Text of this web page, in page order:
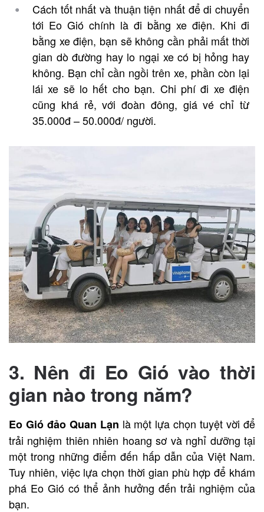
Cách tốt nhất và thuận tiện nhất để di chuyển
tới Eo Gió chính là đi bằng xe điện. Khi đi
bằng xe điện, bạn sẽ không cần phải mất thời
gian dò đường hay lo ngại xe có bị hỏng hay
không. Bạn chỉ cần ngồi trên xe, phần còn lại
lái xe sẽ lo hết cho bạn. Chi phí đi xe điện
cũng khá rẻ, với đoàn đông, giá vé chỉ từ
35.000đ – 50.000đ/ người.
3. Nên đi Eo Gió vào thời
gian nào trong năm?
Eo Gió đảo Quan Lạn là một lựa chọn tuyệt vời để
trải nghiệm thiên nhiên hoang sơ và nghỉ dưỡng tại
một trong những điểm đến hấp dẫn của Việt Nam.
Tuy nhiên, việc lựa chọn thời gian phù hợp để khám
phá Eo Gió có thể ảnh hưởng đến trải nghiệm của
bạn.